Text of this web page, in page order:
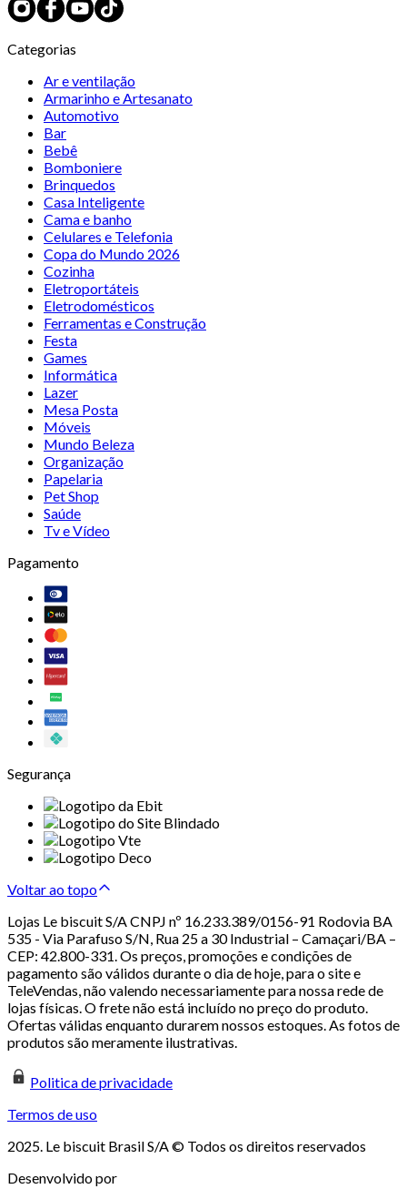
Categorias
Ar e ventilação
Armarinho e Artesanato
Automotivo
Bar
Bebê
Bomboniere
Brinquedos
Casa Inteligente
Cama e banho
Celulares e Telefonia
Copa do Mundo 2026
Cozinha
Eletroportáteis
Eletrodomésticos
Ferramentas e Construção
Festa
Games
Informática
Lazer
Mesa Posta
Móveis
Mundo Beleza
Organização
Papelaria
Pet Shop
Saúde
Tv e Vídeo
Pagamento
Segurança
Voltar ao topo
Lojas Le biscuit S/A CNPJ nº 16.233.389/0156-91 Rodovia BA
535 - Via Parafuso S/N, Rua 25 a 30 Industrial – Camaçari/BA –
CEP: 42.800-331. Os preços, promoções e condições de
pagamento são válidos durante o dia de hoje, para o site e
TeleVendas, não valendo necessariamente para nossa rede de
lojas físicas. O frete não está incluído no preço do produto.
Ofertas válidas enquanto durarem nossos estoques. As fotos de
produtos são meramente ilustrativas.
Politica de privacidade
Termos de uso
2025. Le biscuit Brasil S/A © Todos os direitos reservados
Desenvolvido por